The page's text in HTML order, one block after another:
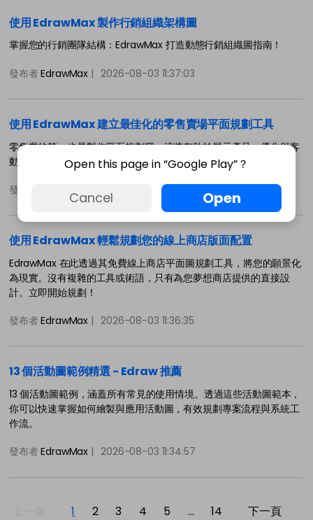
使用 EdrawMax 製作行銷組織架構圖
掌握您的行銷團隊結構：EdrawMax 打造動態行銷組織圖指南！
發布者EdrawMax | 2026-08-03 11:37:03
使用 EdrawMax 建立最佳化的零售賣場平面規劃工具
零售業的第一步是製作平面規劃圖，這將有助於展示產品、優化顧客
動線，並最大化空間效率。
發布者 2026-08-03 11:36:36
使用 EdrawMax 輕鬆規劃您的線上商店版面配置
EdrawMax 在此透過其免費線上商店平面圖規劃工具，將您的願景化
為現實。沒有複雜的工具或術語，只有為您夢想商店提供的直接設
計。立即開始規劃！
發布者EdrawMax | 2026-08-03 11:36:35
13 個活動圖範例精選 - Edraw 推薦
13 個活動圖範例，涵蓋所有常見的使用情境。透過這些活動圖範本，
你可以快速掌握如何繪製與應用活動圖，有效規劃專案流程與系統工
作流。
發布者EdrawMax | 2026-08-03 11:34:57
1 2 3 4 5 ... 14 下一頁
Open this page in “Google Play”？
Cancel Open